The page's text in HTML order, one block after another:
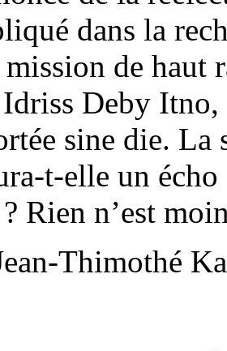
dans la
de haut
Deby
sine die.
t-elle un
Rien n’est
Thimothé